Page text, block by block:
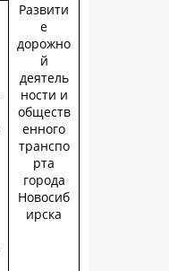
Развити
е
дорожно
й
деятель
ности и
обществ
енного
транспо
рта
города
Новосиб
ирска